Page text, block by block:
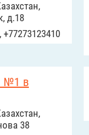
д.18
+77273123410
№1 в
38